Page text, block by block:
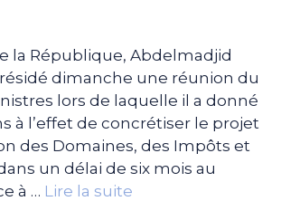
la République, Abdelmadjid
dimanche une réunion du
lors de laquelle il a donné
à l’effet de concrétiser le projet
des Domaines, des Impôts et
un délai de six mois au
à … Lire la suite